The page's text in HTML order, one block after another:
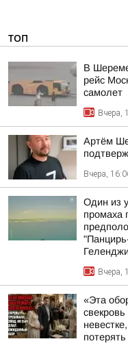
ТОП
В
рейс
самолет
Вчера,
Артём
Вчера,
Один из
промаха
Вчера,
«Эта